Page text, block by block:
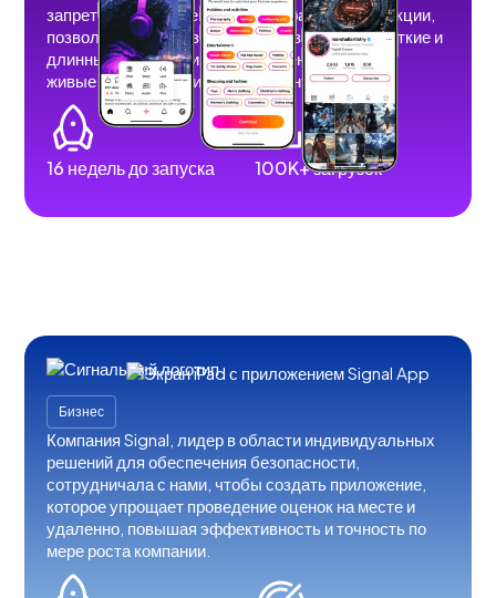
запретов и ограничений. Мы разработали функции,
позволяющие пользователям размещать короткие и
длинные видеоролики, изображения, истории,
живые трансляции и аудиоконтент.
16 недель до запуска 100K+ загрузок
Бизнес
Компания Signal, лидер в области индивидуальных
решений для обеспечения безопасности,
сотрудничала с нами, чтобы создать приложение,
которое упрощает проведение оценок на месте и
удаленно, повышая эффективность и точность по
мере роста компании.